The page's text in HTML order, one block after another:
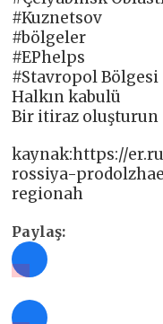
#Kuznetsov
#bölgeler
#EPhelps
#Stavropol Bölgesi
Halkın kabulü
Bir itiraz oluşturun
kaynak:https://
rossiya-
regionah
Paylaş: